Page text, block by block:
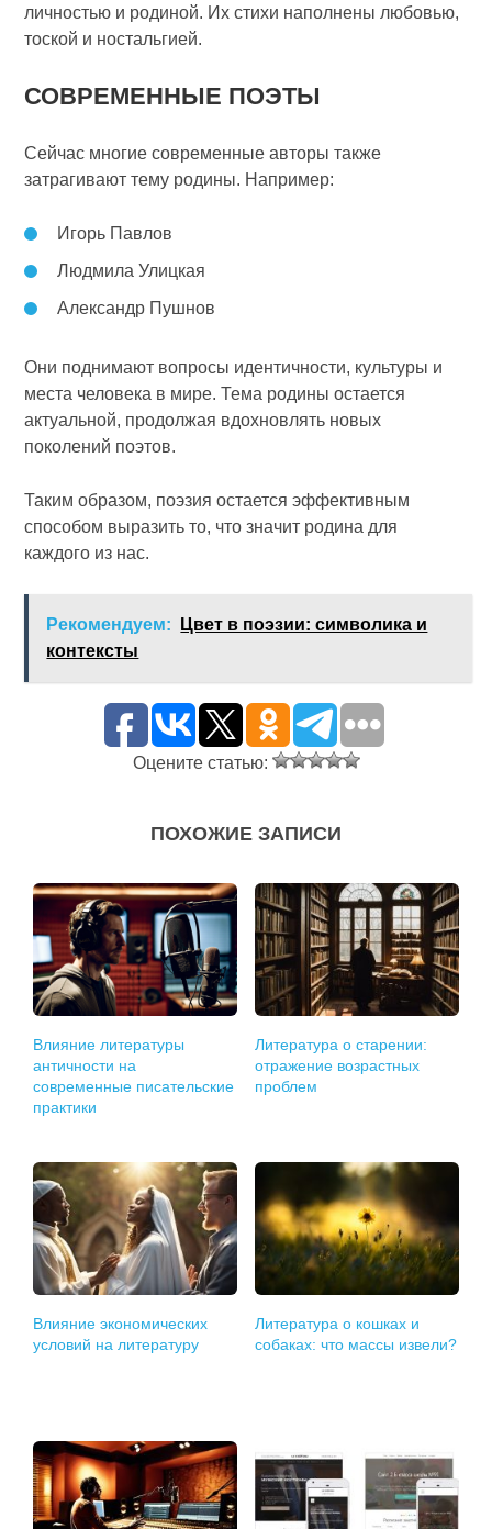
личностью и родиной. Их стихи наполнены любовью,
тоской и ностальгией.
СОВРЕМЕННЫЕ ПОЭТЫ
Сейчас многие современные авторы также
затрагивают тему родины. Например:
Игорь Павлов
Людмила Улицкая
Александр Пушнов
Они поднимают вопросы идентичности, культуры и
места человека в мире. Тема родины остается
актуальной, продолжая вдохновлять новых
поколений поэтов.
Таким образом, поэзия остается эффективным
способом выразить то, что значит родина для
каждого из нас.
Рекомендуем:
Цвет в поэзии: символика и
контексты
Оцените статью:
ПОХОЖИЕ ЗАПИСИ
Влияние литературы
античности на
современные писательские
практики
Литература о старении:
отражение возрастных
проблем
Влияние экономических
условий на литературу
Литература о кошках и
собаках: что массы извели?